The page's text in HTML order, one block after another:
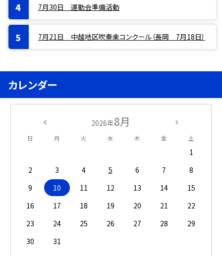
7月30日 運動会準備活動
7月21日 中越地区吹奏楽コンクール（長岡 7月18日）
カレンダー
2026年8月
日 月 火 水 木 金 土
1
2
3 4 5 6 7
8
9
10 11 12 13 14
15
16
17 18 19 20 21
22
23
24 25 26 27 28
29
30
31